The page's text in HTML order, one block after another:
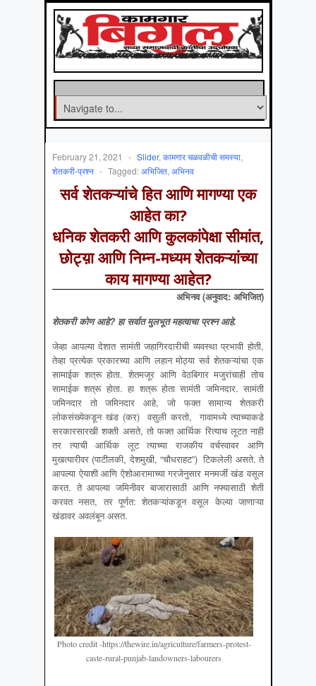
February 21, 2021 - Slider, कामगार चळवळीची समस्‍या,
शेतकरी-प्रश्न - Tagged:अभिजित, अभिनव
सर्व शेतकऱ्यांचे हित आणि मागण्या एक
आहेत का?
धनिक शेतकरी आणि कुलकांपेक्षा सीमांत,
छोट्य़ा आणि निम्न-मध्यम शेतकऱ्यांच्या
काय मागण्या आहेत?
अभिनव (अनुवाद: अभिजित)
शेतकरी कोण आहे? हा सर्वात मुलभूत महत्वाचा प्रश्न आहे.
जेव्हा आपल्या देशात सामंती जहागिरदारीची व्यवस्था प्रभावी होती,
तेव्हा प्रत्येक प्रकारच्या आणि लहान मोठ्या सर्व शेतकऱ्यांचा एक
सामाईक शत्रू होता. शेतमजूर आणि वेठबिगार मजुरांचाही तोच
सामाईक शत्रू होता. हा शत्रू होता सामंती जमिनदार. सामंती
जमिनदार तो जमिनदार आहे, जो फक्त सामान्य शेतकरी
लोकसंख्येकडून खंड (कर) वसुली करतो, गावामध्ये त्याच्याकडे
सरकारसारखी शक्ती असते, तो फक्त आर्थिक रित्याच लूटत नाही
तर त्याची आर्थिक लूट त्याच्या राजकीय वर्चस्वावर आणि
मुखत्यारीवर (पाटीलकी, देशमुखी, “चौधराहट”) टिकलेली असते. ते
आपल्या ऐयाशी आणि ऐशोआरामाच्या गरजेनुसार मनमर्जी खंड वसूल
करत. ते आपल्या जमिनीवर बाजारासाठी आणि नफ्यासाठी शेती
करवत नसत, तर पूर्णत: शेतकऱ्यांकडून वसूल केल्या जाणाऱ्या
खंडावर अवलंबून असत.
Photo credit -https://thewire.in/agriculture/farmers-protest-
caste-rural-punjab-landowners-labourers